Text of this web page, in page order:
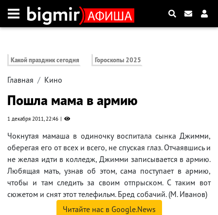
Какой праздник сегодня Гороскопы 2025
Главная Кино
Пошла мама в армию
1 декабря 2011, 22:46
Чокнутая мамаша в одиночку воспитала сынка Джимми,
оберегая его от всех и всего, не спуская глаз. Отчаявшись и
не желая идти в колледж, Джимми записывается в армию.
Любящая мать, узнав об этом, сама поступает в армию,
чтобы и там следить за своим отпрыском. С таким вот
сюжетом и снят этот телефильм. Бред собачий. (М. Иванов)
Читайте нас в Google.News